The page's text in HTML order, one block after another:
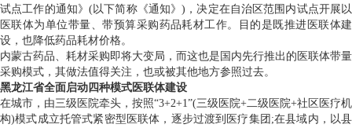
试点工作的通知》(以下简称《通知》)，决定在自治区范围内试点开展以
医联体为单位带量、带预算采购药品耗材工作。目的是既推进医联体建
设，也降低药品耗材价格。
内蒙古药品、耗材采购即将大变局，而这也是国内先行推出的医联体带量
采购模式，其做法值得关注，也或被其他地方参照过去。
黑龙江省全面启动四种模式医联体建设
在城市，由三级医院牵头，按照“3+2+1”(三级医院+二级医院+社区医疗机
构)模式成立托管式紧密型医联体，逐步过渡到医疗集团;在县域内，以县